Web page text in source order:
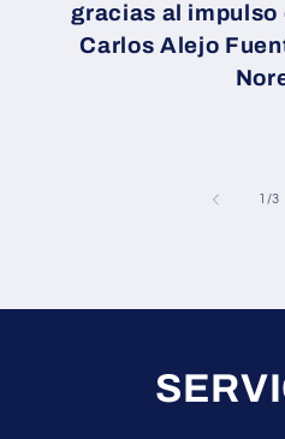
gracias al impulso
Carlos Alejo
/de
3